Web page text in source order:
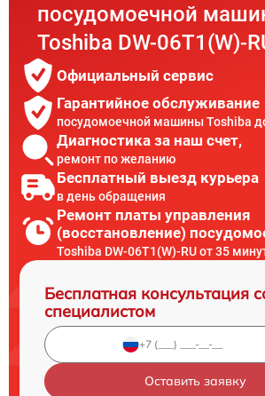
посудомоечной
Toshiba DW-06T1(W)-
Официальный сервис
Гарантийное обслуживание
посудомоечной машины Toshiba
Диагностика за наш счет,
ремонт по желанию
Бесплатный выезд курьера
в день обращения
Ремонт платы управления
(восстановление)
Toshiba DW-06T1(W)-RU от 35
Бесплатная консультация
специалистом
Оставить заявку